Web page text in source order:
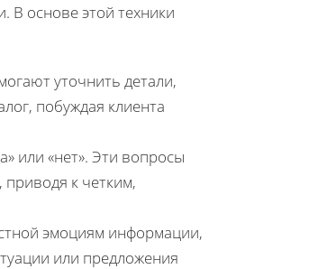
В основе этой техники
уточнить детали,
побуждая клиента
или «нет». Эти вопросы
к четким,
эмоциям информации,
или предложения